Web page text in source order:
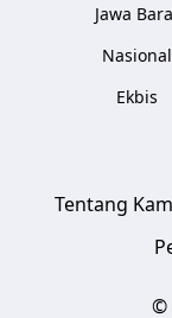
Jawa
Nasional
Ekbis
Tentang
©